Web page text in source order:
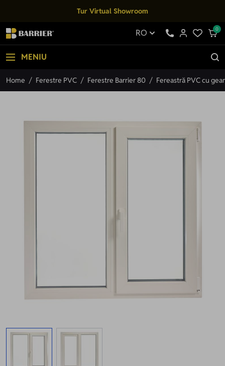
Tur Virtual Showroom
RO 0
MENIU
Home / Ferestre PVC / Ferestre Barrier 80 / Fereastră PVC cu
View larger imageView larger image